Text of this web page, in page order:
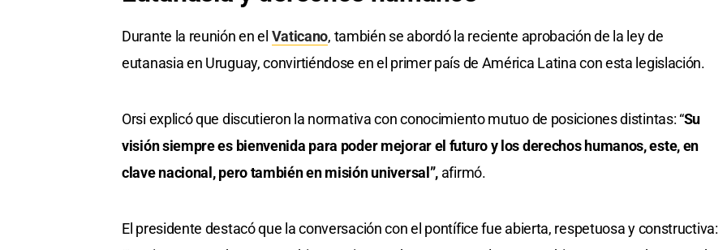
Durante la reunión en el Vaticano, también se abordó la reciente aprobación de la ley de
eutanasia en Uruguay, convirtiéndose en el primer país de América Latina con esta legislación.
Orsi explicó que discutieron la normativa con conocimiento mutuo de posiciones distintas: “Su
visión siempre es bienvenida para poder mejorar el futuro y los derechos humanos, este, en
clave nacional, pero también en misión universal”, afirmó.
El presidente destacó que la conversación con el pontífice fue abierta, respetuosa y constructiva: